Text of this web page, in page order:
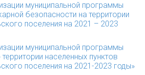
муниципальной программы
безопасности на территории
поселения на 2021 – 2023
муниципальной программы
населенных пунктов
поселения на 2021-2023 годы»